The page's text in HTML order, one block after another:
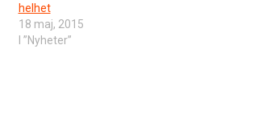
helhet
18 maj, 2015
I ”Nyheter”